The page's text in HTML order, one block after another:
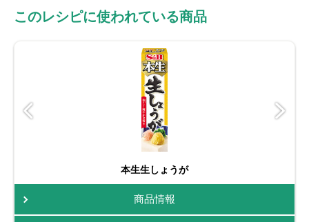
このレシピに使われている商品
本生生しょうが
商品情報